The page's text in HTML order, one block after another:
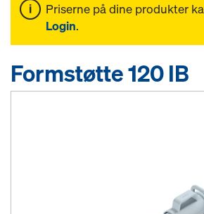
Priserne på dine produkter
Login.
Formstøtte 120 IB